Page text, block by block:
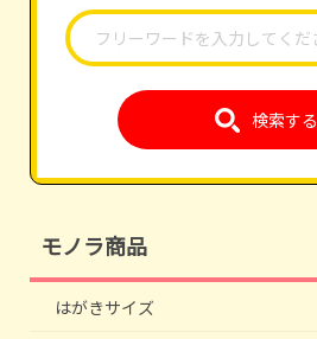
検索する
モノラ商品
はがきサイズ